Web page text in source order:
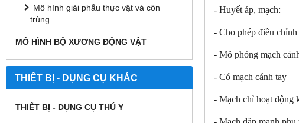
Mô hình giải phẫu thực vật và côn
trùng
MÔ HÌNH BỘ XƯƠNG ĐỘNG VẬT
THIẾT BỊ - DỤNG CỤ KHÁC
THIẾT BỊ - DỤNG CỤ THÚ Y
- Huyết áp, mạch:
- Cho phép điều
- Mô phỏng mạch
- Có mạch cánh tay
- Mạch chỉ hoạt động